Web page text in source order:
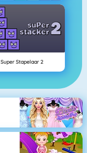
Super Stapelaar 2